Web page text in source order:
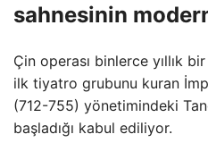
sahnesinin
Çin operası binlerce yıllık
ilk tiyatro grubunu kuran
(712-755) yönetimindeki
başladığı kabul ediliyor.